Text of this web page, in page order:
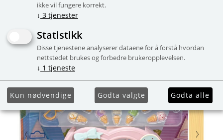
• med mye istilbehør, som vafler,
issorter og isdekorasjon
Kampanje
ikke vil fungere korrekt.
↓ 3 tjenester
Statistikk
Disse tjenestene analyserer dataene for å forstå hvordan
nettstedet brukes og forbedre brukeropplevelsen.
↓ 1 tjeneste
Kun nødvendige Godta valgte Godta alle